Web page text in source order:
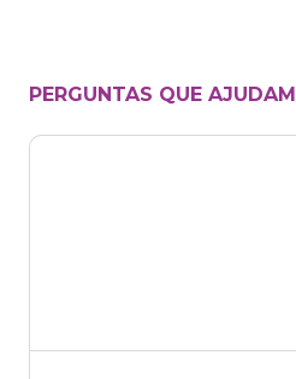
PERGUNTAS QUE AJUDAM